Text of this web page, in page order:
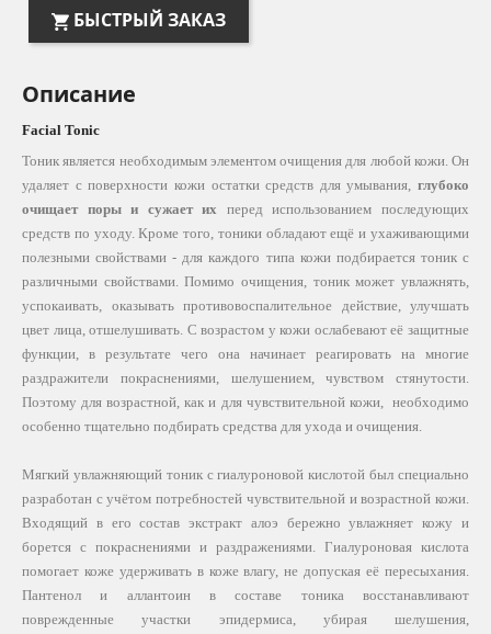
БЫСТРЫЙ ЗАКАЗ
Описание
Facial Tonic
Тоник является необходимым элементом очищения для любой кожи. Он
удаляет с поверхности кожи остатки средств для умывания, глубоко
очищает поры и сужает их перед использованием последующих
средств по уходу. Кроме того, тоники обладают ещё и ухаживающими
полезными свойствами - для каждого типа кожи подбирается тоник с
различными свойствами. Помимо очищения, тоник может увлажнять,
успокаивать, оказывать противовоспалительное действие, улучшать
цвет лица, отшелушивать. С возрастом у кожи ослабевают её защитные
функции, в результате чего она начинает реагировать на многие
раздражители покраснениями, шелушением, чувством стянутости.
Поэтому для возрастной, как и для чувствительной кожи, необходимо
особенно тщательно подбирать средства для ухода и очищения.
Мягкий увлажняющий тоник с гиалуроновой кислотой был специально
разработан с учётом потребностей чувствительной и возрастной кожи.
Входящий в его состав экстракт алоэ бережно увлажняет кожу и
борется с покраснениями и раздражениями. Гиалуроновая кислота
помогает коже удерживать в коже влагу, не допуская её пересыхания.
Пантенол и аллантоин в составе тоника восстанавливают
поврежденные участки эпидермиса, убирая шелушения,